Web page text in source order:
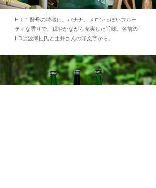
HD-１酵母の特徴は、バナナ、メロンっぽいフルー
ティな香りで、穏やかながら充実した旨味。名前の
HDは波瀬杜氏と土井さんの頭文字から。